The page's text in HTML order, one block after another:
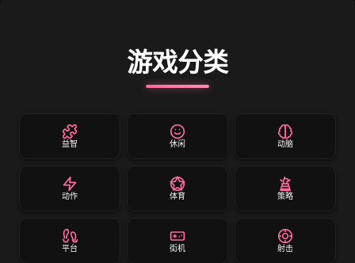
游戏分类
益智 休闲 动脑
动作 体育 策略
平台 街机 射击